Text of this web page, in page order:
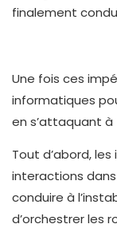
finalement
Une fois ces
informatiques
en s’attaquant
Tout d’abord,
interactions
conduire à
d’orchestrer les